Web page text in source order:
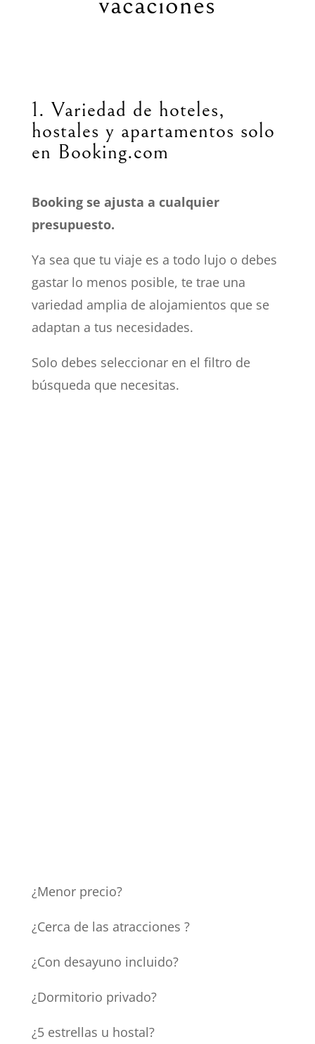
1. Variedad de hoteles,
hostales y apartamentos solo
en Booking.com
Booking se ajusta a cualquier
presupuesto.
Ya sea que tu viaje es a todo lujo o debes
gastar lo menos posible, te trae una
variedad amplia de alojamientos que se
adaptan a tus necesidades.
Solo debes seleccionar en el filtro de
búsqueda que necesitas.
¿Menor precio?
¿Cerca de las atracciones ?
¿Con desayuno incluido?
¿Dormitorio privado?
¿5 estrellas u hostal?